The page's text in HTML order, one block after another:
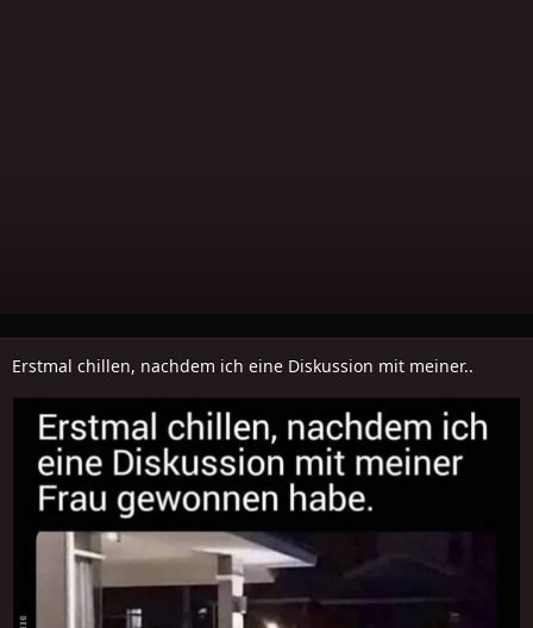
Erstmal chillen, nachdem ich eine Diskussion mit meiner..